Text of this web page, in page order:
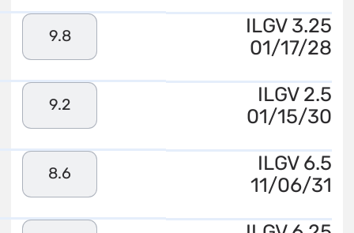
ILGV 3.25
01/17/28
9.8
ILGV 2.5
01/15/30
9.2
ILGV 6.5
11/06/31
8.6